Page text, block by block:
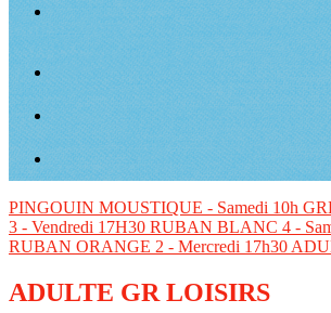
PINGOUIN MOUSTIQUE - Samedi 10h
3 - Vendredi 17H30 RUBAN BLANC 4 -
RUBAN ORANGE 2 - Mercredi 17h30
ADULTE GR LOISIRS